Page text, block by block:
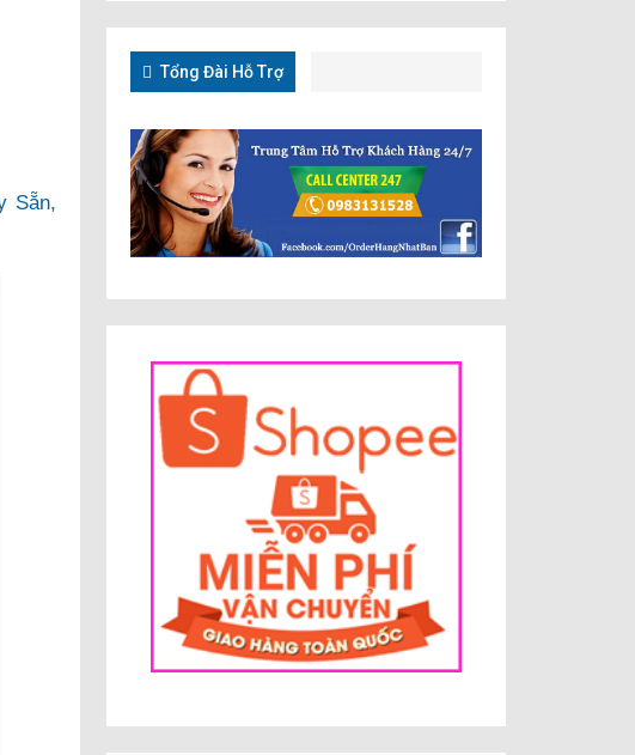
Sẵn,
Tổng Đài Hỗ Trợ